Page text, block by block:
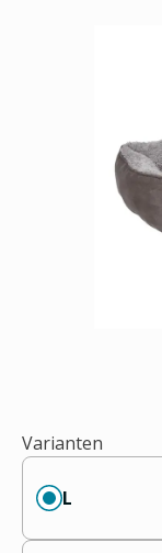
Varianten
L